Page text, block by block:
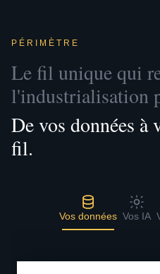
PÉRIMÈTRE
Le fil unique qui
l'industrialisation
De vos données à
fil.
Vos données Vos IA